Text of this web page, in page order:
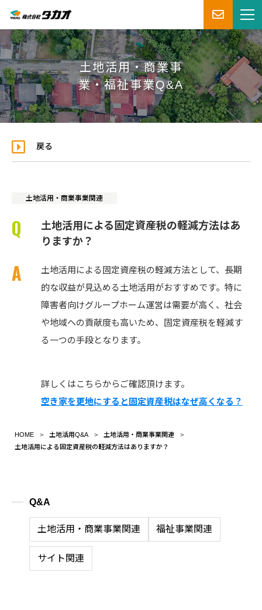
土地活用・商業事
業・福祉事業Q&A
戻る
土地活用・商業事業関連
土地活用による固定資産税の軽減方法はあ
りますか？
土地活用による固定資産税の軽減方法として、長期
的な収益が見込める土地活用がおすすめです。特に
障害者向けグループホーム運営は需要が高く、社会
や地域への貢献度も高いため、固定資産税を軽減す
る一つの手段となります。
詳しくはこちらからご確認頂けます。
空き家を更地にすると固定資産税はなぜ高くなる？
HOME 土地活用Q&A
土地活用・商業事業関連
土地活用による固定資産税の軽減方法はありますか？
Q&A
土地活用・商業事業関連 福祉事業関連
サイト関連